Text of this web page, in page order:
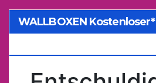
WALLBOXEN Kostenloser*